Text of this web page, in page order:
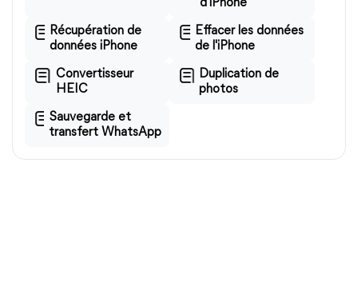
d'iPhone
Récupération de
données iPhone
Effacer les données
de l'iPhone
Convertisseur
HEIC
Duplication de
photos
Sauvegarde et
transfert WhatsApp